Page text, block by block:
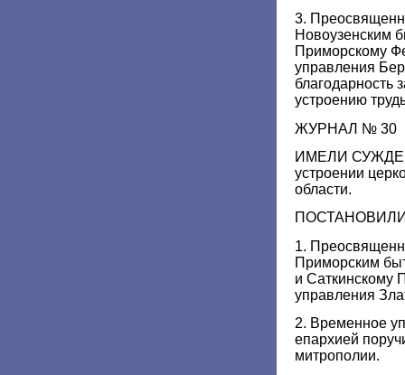
3.
Новоузенским
Приморскому
управления
благодарность
устроению
ЖУРНАЛ № 30
ИМЕЛИ
устроении
области.
1.
Приморским
и Саткинскому
управления
2. Временное
епархией
митрополии.